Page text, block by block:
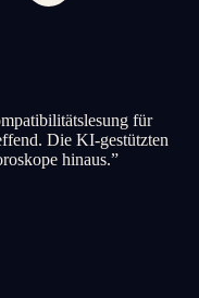
für
Die KI-gestützten
hinaus.”